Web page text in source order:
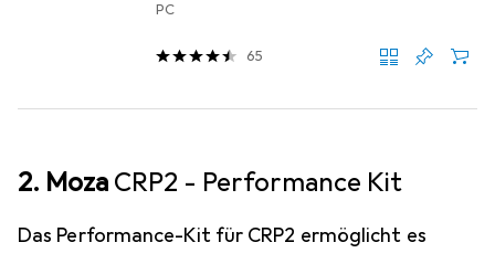
PC
65
2. Moza CRP2 - Performance Kit
Das Performance-Kit für CRP2 ermöglicht es